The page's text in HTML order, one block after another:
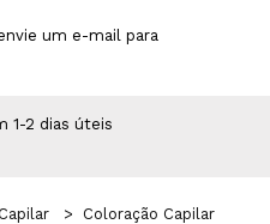
Homem
um e-mail para
1-2 dias úteis
> Coloração Capilar